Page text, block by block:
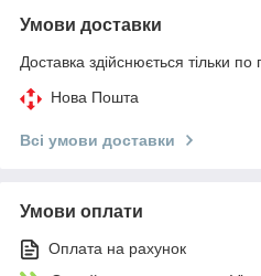
Умови доставки
Доставка здійснюється тільки по
Нова Пошта
Всі умови доставки
Умови оплати
Оплата на рахунок